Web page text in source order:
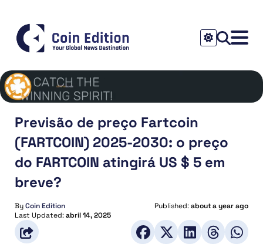
Previsão de preço Fartcoin
(FARTCOIN) 2025-2030: o preço
do FARTCOIN atingirá US $ 5 em
breve?
ByCoin Edition Published:about a year ago
Last Updated:abril 14, 2025